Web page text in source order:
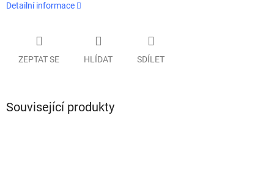
Detailní informace
ZEPTAT SE HLÍDAT SDÍLET
Související produkty